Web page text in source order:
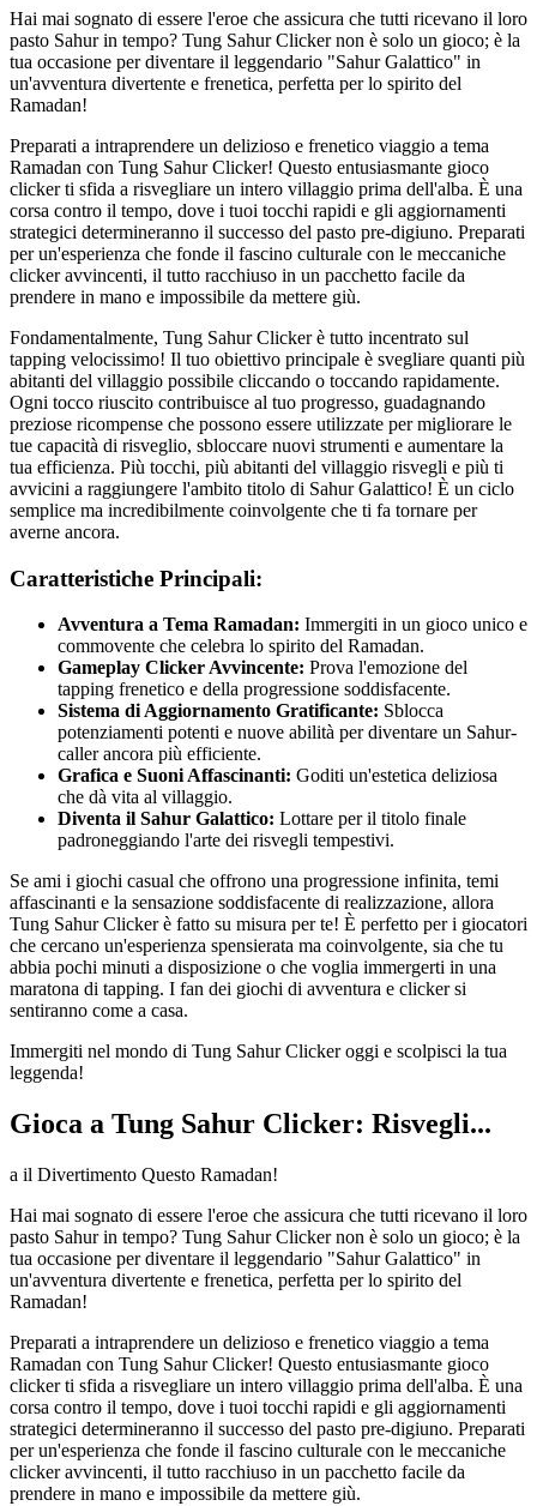
Hai mai sognato di essere l'eroe che assicura che tutti ricevano il loro
pasto Sahur in tempo? Tung Sahur Clicker non è solo un gioco; è la
tua occasione per diventare il leggendario "Sahur Galattico" in
un'avventura divertente e frenetica, perfetta per lo spirito del
Ramadan!
Preparati a intraprendere un delizioso e frenetico viaggio a tema
Ramadan con Tung Sahur Clicker! Questo entusiasmante gioco
clicker ti sfida a risvegliare un intero villaggio prima dell'alba. È una
corsa contro il tempo, dove i tuoi tocchi rapidi e gli aggiornamenti
strategici determineranno il successo del pasto pre-digiuno. Preparati
per un'esperienza che fonde il fascino culturale con le meccaniche
clicker avvincenti, il tutto racchiuso in un pacchetto facile da
prendere in mano e impossibile da mettere giù.
Fondamentalmente, Tung Sahur Clicker è tutto incentrato sul
tapping velocissimo! Il tuo obiettivo principale è svegliare quanti più
abitanti del villaggio possibile cliccando o toccando rapidamente.
Ogni tocco riuscito contribuisce al tuo progresso, guadagnando
preziose ricompense che possono essere utilizzate per migliorare le
tue capacità di risveglio, sbloccare nuovi strumenti e aumentare la
tua efficienza. Più tocchi, più abitanti del villaggio risvegli e più ti
avvicini a raggiungere l'ambito titolo di Sahur Galattico! È un ciclo
semplice ma incredibilmente coinvolgente che ti fa tornare per
averne ancora.
Caratteristiche Principali:
Avventura a Tema Ramadan: Immergiti in un gioco unico e
commovente che celebra lo spirito del Ramadan.
Gameplay Clicker Avvincente: Prova l'emozione del
tapping frenetico e della progressione soddisfacente.
Sistema di Aggiornamento Gratificante: Sblocca
potenziamenti potenti e nuove abilità per diventare un Sahur-
caller ancora più efficiente.
Grafica e Suoni Affascinanti: Goditi un'estetica deliziosa
che dà vita al villaggio.
Diventa il Sahur Galattico: Lottare per il titolo finale
padroneggiando l'arte dei risvegli tempestivi.
Se ami i giochi casual che offrono una progressione infinita, temi
affascinanti e la sensazione soddisfacente di realizzazione, allora
Tung Sahur Clicker è fatto su misura per te! È perfetto per i giocatori
che cercano un'esperienza spensierata ma coinvolgente, sia che tu
abbia pochi minuti a disposizione o che voglia immergerti in una
maratona di tapping. I fan dei giochi di avventura e clicker si
sentiranno come a casa.
Immergiti nel mondo di Tung Sahur Clicker oggi e scolpisci la tua
leggenda!
Gioca a Tung Sahur Clicker: Risvegli...
a il Divertimento Questo Ramadan!
Hai mai sognato di essere l'eroe che assicura che tutti ricevano il loro
pasto Sahur in tempo? Tung Sahur Clicker non è solo un gioco; è la
tua occasione per diventare il leggendario "Sahur Galattico" in
un'avventura divertente e frenetica, perfetta per lo spirito del
Ramadan!
Preparati a intraprendere un delizioso e frenetico viaggio a tema
Ramadan con Tung Sahur Clicker! Questo entusiasmante gioco
clicker ti sfida a risvegliare un intero villaggio prima dell'alba. È una
corsa contro il tempo, dove i tuoi tocchi rapidi e gli aggiornamenti
strategici determineranno il successo del pasto pre-digiuno. Preparati
per un'esperienza che fonde il fascino culturale con le meccaniche
clicker avvincenti, il tutto racchiuso in un pacchetto facile da
prendere in mano e impossibile da mettere giù.